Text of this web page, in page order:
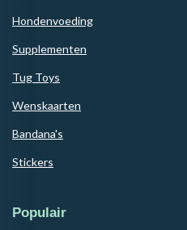
Hondenvoeding
Supplementen
Tug Toys
Wenskaarten
Bandana's
Stickers
Populair